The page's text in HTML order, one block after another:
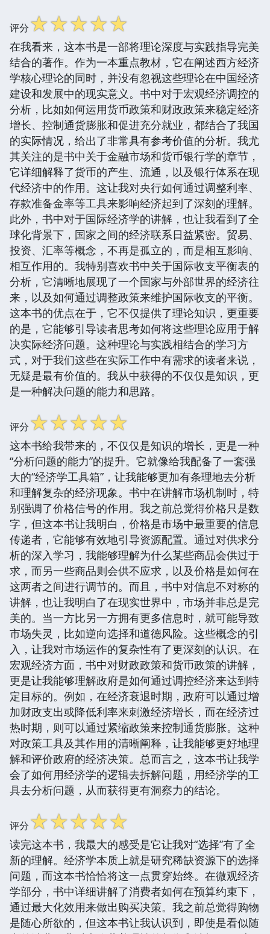
评分☆☆☆☆☆
在我看来，这本书是一部将理论深度与实践指导完美
结合的著作。作为一本重点教材，它在阐述西方经济
学核心理论的同时，并没有忽视这些理论在中国经济
建设和发展中的现实意义。书中对于宏观经济调控的
分析，比如如何运用货币政策和财政政策来稳定经济
增长、控制通货膨胀和促进充分就业，都结合了我国
的实际情况，给出了非常具有参考价值的分析。我尤
其关注的是书中关于金融市场和货币银行学的章节，
它详细解释了货币的产生、流通，以及银行体系在现
代经济中的作用。这让我对央行如何通过调整利率、
存款准备金率等工具来影响经济起到了深刻的理解。
此外，书中对于国际经济学的讲解，也让我看到了全
球化背景下，国家之间的经济联系日益紧密。贸易、
投资、汇率等概念，不再是孤立的，而是相互影响、
相互作用的。我特别喜欢书中关于国际收支平衡表的
分析，它清晰地展现了一个国家与外部世界的经济往
来，以及如何通过调整政策来维护国际收支的平衡。
这本书的优点在于，它不仅提供了理论知识，更重要
的是，它能够引导读者思考如何将这些理论应用于解
决实际经济问题。这种理论与实践相结合的学习方
式，对于我们这些在实际工作中有需求的读者来说，
无疑是最有价值的。我从中获得的不仅仅是知识，更
是一种解决问题的能力和思路。
评分☆☆☆☆☆
这本书给我带来的，不仅仅是知识的增长，更是一种
“分析问题的能力”的提升。它就像给我配备了一套强
大的“经济学工具箱”，让我能够更加有条理地去分析
和理解复杂的经济现象。书中在讲解市场机制时，特
别强调了价格信号的作用。我之前总觉得价格只是数
字，但这本书让我明白，价格是市场中最重要的信息
传递者，它能够有效地引导资源配置。通过对供求分
析的深入学习，我能够理解为什么某些商品会供过于
求，而另一些商品则会供不应求，以及价格是如何在
这两者之间进行调节的。而且，书中对信息不对称的
讲解，也让我明白了在现实世界中，市场并非总是完
美的。当一方比另一方拥有更多信息时，就可能导致
市场失灵，比如逆向选择和道德风险。这些概念的引
入，让我对市场运作的复杂性有了更深刻的认识。在
宏观经济方面，书中对财政政策和货币政策的讲解，
更是让我能够理解政府是如何通过调控经济来达到特
定目标的。例如，在经济衰退时期，政府可以通过增
加财政支出或降低利率来刺激经济增长，而在经济过
热时期，则可以通过紧缩政策来控制通货膨胀。这种
对政策工具及其作用的清晰阐释，让我能够更好地理
解和评价政府的经济决策。总而言之，这本书让我学
会了如何用经济学的逻辑去拆解问题，用经济学的工
具去分析问题，从而获得更有洞察力的结论。
评分☆☆☆☆☆
读完这本书，我最大的感受是它让我对“选择”有了全
新的理解。经济学本质上就是研究稀缺资源下的选择
问题，而这本书恰恰将这一点贯穿始终。在微观经济
学部分，书中详细讲解了消费者如何在预算约束下，
通过最大化效用来做出购买决策。我之前总觉得购物
是随心所欲的，但这本书让我认识到，即使是看似随